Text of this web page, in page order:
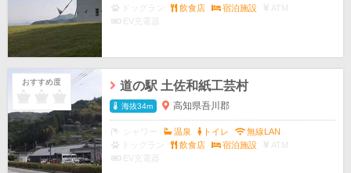
ドッグラン
飲食店 宿泊施設
ATM
EV充電器
おすすめ度 道の駅 土佐和紙工芸村
海抜34m 高知県吾川郡
温泉 トイレ
無線LAN
ドッグラン
飲食店 宿泊施設
ATM
EV充電器